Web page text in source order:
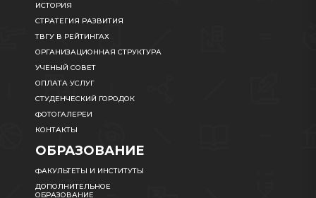
ИСТОРИЯ
СТРАТЕГИЯ РАЗВИТИЯ
ТВГУ В РЕЙТИНГАХ
ОРГАНИЗАЦИОННАЯ СТРУКТУРА
УЧЕНЫЙ СОВЕТ
ОПЛАТА УСЛУГ
СТУДЕНЧЕСКИЙ ГОРОДОК
ФОТОГАЛЕРЕИ
КОНТАКТЫ
ОБРАЗОВАНИЕ
ФАКУЛЬТЕТЫ И ИНСТИТУТЫ
ДОПОЛНИТЕЛЬНОЕ
ОБРАЗОВАНИЕ